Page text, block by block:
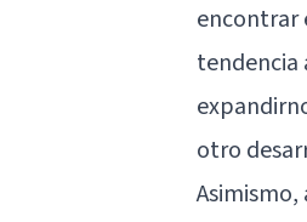
encontrar
tendencia
otro